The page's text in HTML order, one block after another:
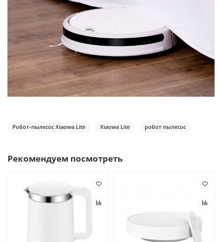
Робот-пылесос Xiaowa Lite Xiaowa Lite робот пылесос
Рекомендуем посмотреть